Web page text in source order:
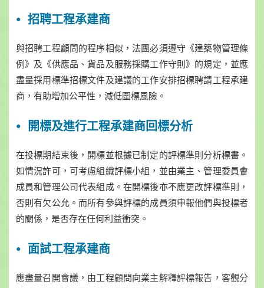
招聘工程承建商
與招聘工程顧問的程序相似，法團必須遵守《建築物管理條
例》及《供應品、貨品及服務採購工作守則》的規定，並應
盡量採用標準招標文件及建議的工作安排招標聘請工程承建
商，有助增加公平性，減低圍標風險。
開標及進行工程承建商回標分析
在投標期結束後，開標並根據已制定的評標準則分析標書。
如情況許可，可考慮組織評標小組，並由業主、管理委員會
成員和管理公司代表組成。在開標後亦不應更改評標準則，
否則有欠公允。而所有參與評標的成員須申報他們與投標者
的關係，是否存在任何利益衝突。
面試工程承建商
應盡量召開會議，由工程顧問向業主解釋評標報告，客觀分